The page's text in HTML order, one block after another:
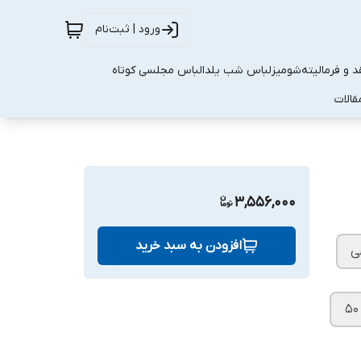
ورود | ثبت‌نام
و فرمالیتهشومیزلباس شب یلدالباس مجلسی کوتاه
۵۰
3,556,000
افزودن به سبد خرید